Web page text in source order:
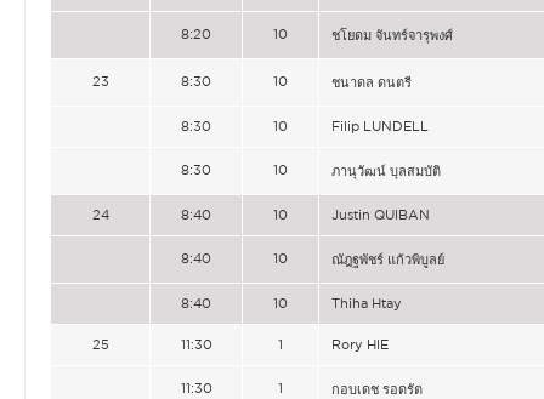
8:20 10 ชโยดม จันทร์จารุพงศ์
23 8:30 10 ชนาดล ดนตรี
8:30 10 Filip LUNDELL
8:30 10 ภานุวัฒน์ บุลสมบัติ
24 8:40 10 Justin QUIBAN
8:40 10 ณัฎฐพัชร์ แก้วพิบูลย์
8:40 10 Thiha Htay
25 11:30 1 Rory HIE
11:30 1 กอบเดช รอดรัต